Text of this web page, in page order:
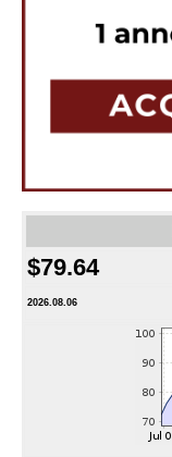
$79.64
2026.08.06